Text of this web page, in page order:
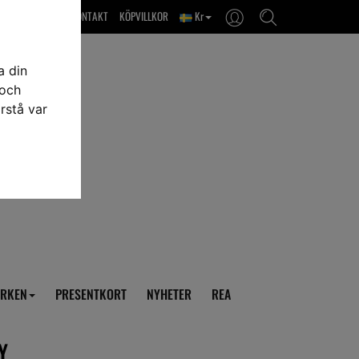
din
var
Kr
KÖPVILLKOR
OM OSS & KONTAKT
PRESENTKORT NYHETER REA